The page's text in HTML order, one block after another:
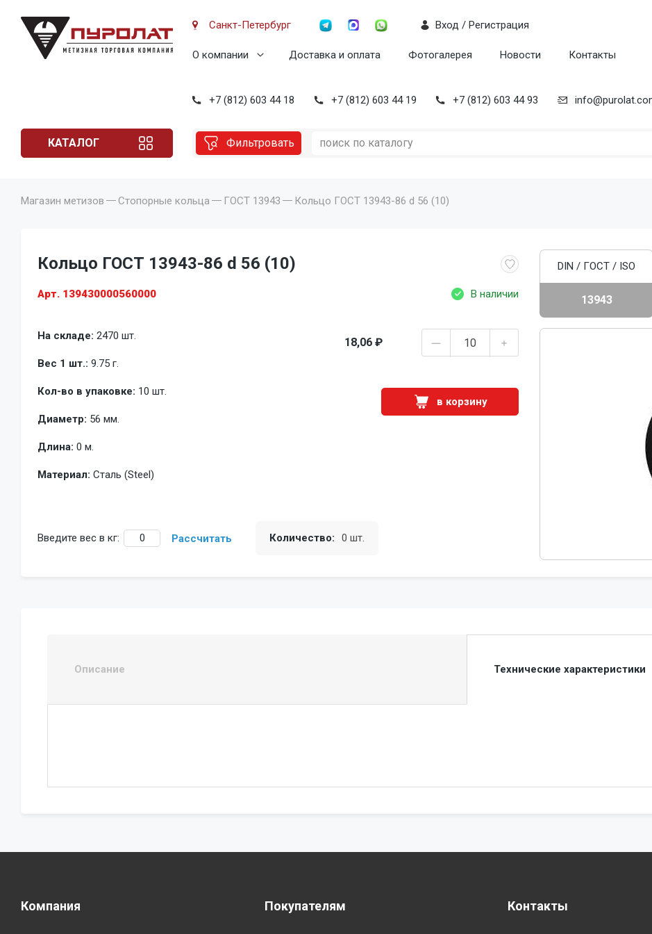
Санкт-Петербург
О компании Доставка и оплата Фотогалерея Новости Контакты
Вход / Регистрация
+7 (812) 603 44 18 +7 (812) 603 44 19 +7 (812) 603 44 93
КАТАЛОГ Фильтровать
Магазин метизов Стопорные кольца ГОСТ 13943 Кольцо ГОСТ 13943-86 d 56 (10)
Кольцо ГОСТ 13943-86 d 56 (10)
Арт. 139430000560000 В наличии
На складе: 2470 шт.
Вес 1 шт.: 9.75 г.
Кол-во в упаковке: 10 шт.
Диаметр: 56 мм.
Длина: 0 м.
Материал: Сталь (Steel)
18,06 ₽
в корзину
Введите вес в кг: Рассчитать Количество: 0 шт.
DIN / ГОСТ / ISO
13943
Описание Технические характеристики
Компания Покупателям Контакты